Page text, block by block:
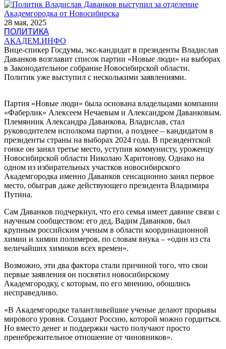
28 мая, 2025
ПОЛИТИКА
АКАДЕМ.ИНФО
Вице-спикер Госдумы, экс-кандидат в президенты Владислав
Даванков возглавит список партии «Новые люди» на выборах
в Законодательное собрание Новосибирской области.
Политик уже выступил с несколькими заявлениями.
Партия «Новые люди» была основана владельцами компании
«Фаберлик» Алексеем Нечаевым и Александром Даванковым.
Племянник Александра Даванкова, Владислав, стал
руководителем исполкома партии, а позднее – кандидатом в
президенты страны на выборах 2024 года. В президентской
гонке он занял третье место, уступив коммунисту, уроженцу
Новосибирской области Николаю Харитонову. Однако на
одном из избирательных участков новосибирского
Академгородка именно Даванков сенсационно занял первое
место, обыграв даже действующего президента Владимира
Путина.
Сам Даванков подчеркнул, что его семья имеет давние связи с
научным сообществом: его дед, Вадим Даванков, был
крупным российским ученым в области координационной
химии и химии полимеров, по словам внука – «один из ста
величайших химиков всех времен».
Возможно, эти два фактора стали причиной того, что свои
первые заявления он посвятил новосибирскому
Академгородку, с которым, по его мнению, обошлись
несправедливо.
«В Академгородке талантливейшие ученые делают прорывы
мирового уровня. Создают Россию, которой можно гордиться.
Но вместо денег и поддержки часто получают просто
пренебрежительное отношение от чиновников».